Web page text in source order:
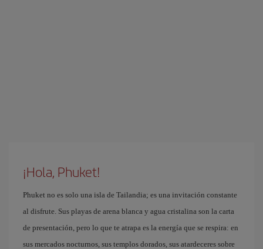
¡Hola, Phuket!
Phuket no es solo una isla de Tailandia; es una invitación constante
al disfrute. Sus playas de arena blanca y agua cristalina son la carta
de presentación, pero lo que te atrapa es la energía que se respira: en
sus mercados nocturnos, sus templos dorados, sus atardeceres sobre